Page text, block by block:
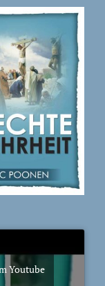
Youtube